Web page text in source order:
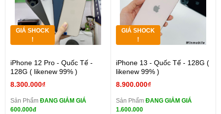
GIÁ SHOCK
!
iPhone 12 Pro - Quốc Tế -
128G ( likenew 99% )
8.300.000₫
Sản Phẩm ĐANG GIẢM GIÁ
600.000đ
GIÁ SHOCK
!
iPhone 13 - Quốc Tế - 128G (
likenew 99% )
8.900.000₫
Sản Phẩm ĐANG GIẢM GIÁ
1.600.000